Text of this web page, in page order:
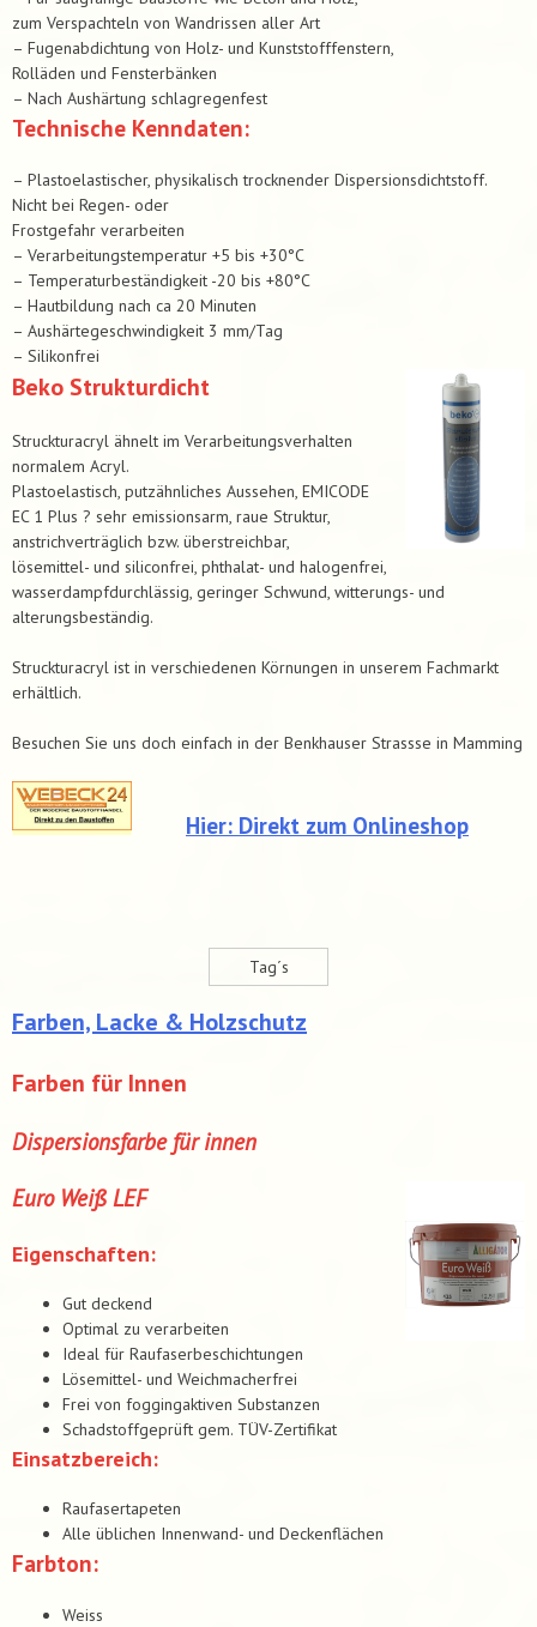
zum Verspachteln von Wandrissen aller Art
– Fugenabdichtung von Holz- und Kunststofffenstern,
Rolläden und Fensterbänken
– Nach Aushärtung schlagregenfest
Technische Kenndaten:
– Plastoelastischer, physikalisch trocknender Dispersionsdichtstoff.
Nicht bei Regen- oder
Frostgefahr verarbeiten
– Verarbeitungstemperatur +5 bis +30°C
– Temperaturbeständigkeit -20 bis +80°C
– Hautbildung nach ca 20 Minuten
– Aushärtegeschwindigkeit 3 mm/Tag
– Silikonfrei
Beko Strukturdicht
Struckturacryl ähnelt im Verarbeitungsverhalten
normalem Acryl.
Plastoelastisch, putzähnliches Aussehen, EMICODE
EC 1 Plus ? sehr emissionsarm, raue Struktur,
anstrichverträglich bzw. überstreichbar,
lösemittel- und siliconfrei, phthalat- und halogenfrei,
wasserdampfdurchlässig, geringer Schwund, witterungs- und
alterungsbeständig.
Struckturacryl ist in verschiedenen Körnungen in unserem Fachmarkt
erhältlich.
Besuchen Sie uns doch einfach in der Benkhauser Strassse in Mamming
Hier: Direkt zum Onlineshop
Tag´s
Farben, Lacke & Holzschutz
Farben für Innen
Dispersionsfarbe für innen
Euro Weiß LEF
Eigenschaften:
Gut deckend
Optimal zu verarbeiten
Ideal für Raufaserbeschichtungen
Lösemittel- und Weichmacherfrei
Frei von foggingaktiven Substanzen
Schadstoffgeprüft gem. TÜV-Zertifikat
Einsatzbereich:
Raufasertapeten
Alle üblichen Innenwand- und Deckenflächen
Farbton:
Weiss